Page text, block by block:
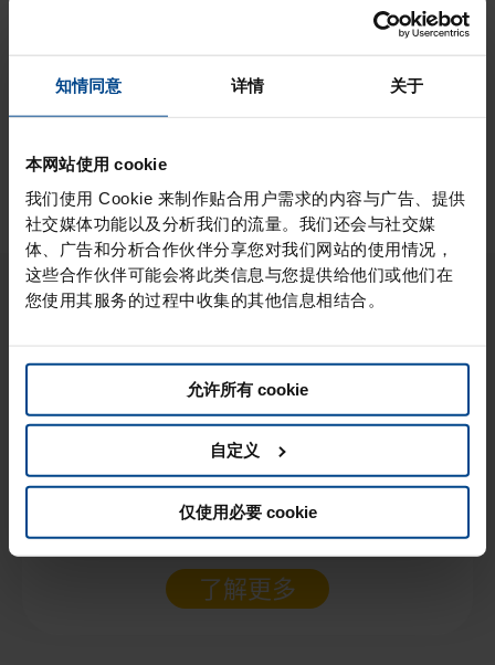
知情同意 详情 关于
本网站使用 cookie
我们使用 Cookie 来制作贴合用户需求的内容与广告、提供
社交媒体功能以及分析我们的流量。我们还会与社交媒
体、广告和分析合作伙伴分享您对我们网站的使用情况，
这些合作伙伴可能会将此类信息与您提供给他们或他们在
您使用其服务的过程中收集的其他信息相结合。
允许所有 cookie
自定义
仅使用必要 cookie
皮。取一半香蕉，切成不太薄的片。将芒果、猕猴桃和另一半
香蕉与橙汁一起搅拌成奶油果泥。将水果泥放入碗中，用覆盆
您可能也喜欢.
大虾沙拉和猕猴桃鞑靼酱
了解更多